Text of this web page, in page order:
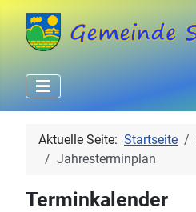
Aktuelle Seite: Startseite
Jahresterminplan
Terminkalender